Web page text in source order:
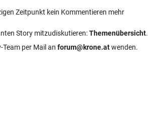
Zeitpunkt kein Kommentieren mehr
Story mitzudiskutieren:Themenübersicht.
Team per Mail an forum@krone.atwenden.